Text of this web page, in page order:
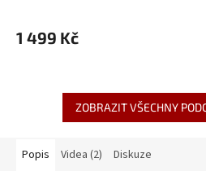
1 499 Kč
ZOBRAZIT VŠECHNY
Popis Videa (2) Diskuze